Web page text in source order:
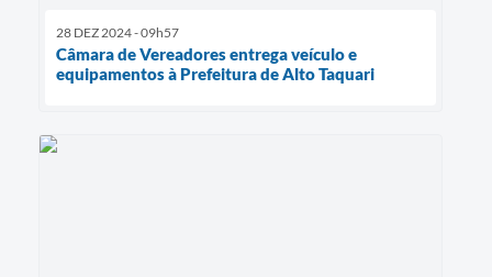
28 DEZ 2024 - 09h57
Câmara de Vereadores entrega veículo e
equipamentos à Prefeitura de Alto Taquari